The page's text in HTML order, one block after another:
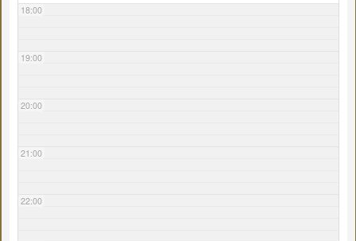
18:00
19:00
20:00
21:00
22:00